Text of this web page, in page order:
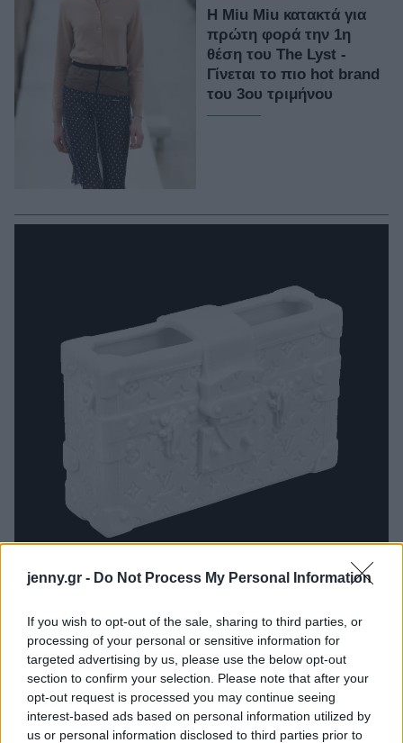
jenny.gr - Do Not Process My Personal Information
If you wish to opt-out of the sale, sharing to third parties, or
processing of your personal or sensitive information for
targeted advertising by us, please use the below opt-out
section to confirm your selection. Please note that after your
opt-out request is processed you may continue seeing
interest-based ads based on personal information utilized by
us or personal information disclosed to third parties prior to
Η Miu Miu κατακτά για
πρώτη φορά την 1η
θέση του The Lyst -
Γίνεται το πιο hot brand
του 3ου τριμήνου